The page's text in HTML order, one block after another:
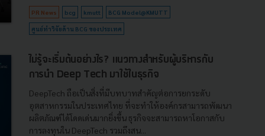
PR News bcg kmutt BCG Model@KMUTT
ศูนย์ทำวิจัยด้าน BCG ของประเทศ
ไม่รู้จะเริ่มต้นอย่างไร? แนวทางสำหรับผู้บริหารกับ
การนำ Deep Tech มาใช้ในธุรกิจ
DeepTech ถือเป็นสิ่งที่มีบทบาทสำคัญต่อการยกระดับ
อุตสาหกรรมในประเทศไทย ที่จะทำให้องค์กรสามารถพัฒนา
ผลิตภัณฑ์ได้โดดเด่นมากยิ่งขึ้น ธุรกิจจะสามารถหาโอกาสกับ
การลงทุนใน DeepTech รวมถึงสน...